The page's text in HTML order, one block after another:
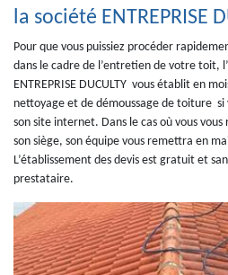
la société ENTREPRISE
Pour que vous puissiez procéder
dans le cadre de l’entretien de votre toit,
ENTREPRISE DUCULTY vous établit en
nettoyage et de démoussage de toiture si
son site internet. Dans le cas où vous
son siège, son équipe vous remettra en
L’établissement des devis est gratuit et
prestataire.